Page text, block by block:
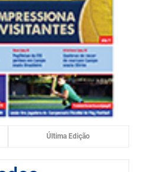
Última Edição